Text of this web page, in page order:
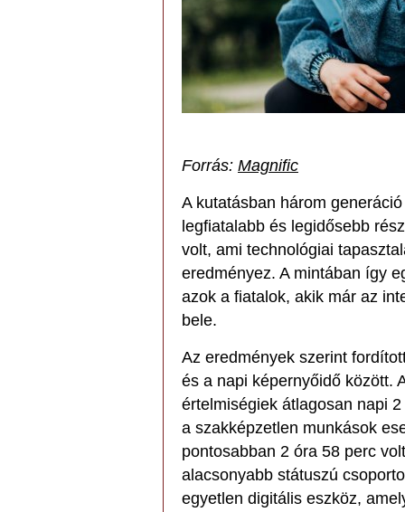
Forrás: Magnific
A kutatásban három
legfiatalabb és legidősebb
volt, ami technológiai
eredményez. A mintában így
azok a fiatalok, akik már az
bele.
Az eredmények szerint
és a napi képernyőidő között.
értelmiségiek átlagosan napi
a szakképzetlen munkások
pontosabban 2 óra 58 perc
alacsonyabb státuszú
egyetlen digitális eszköz,